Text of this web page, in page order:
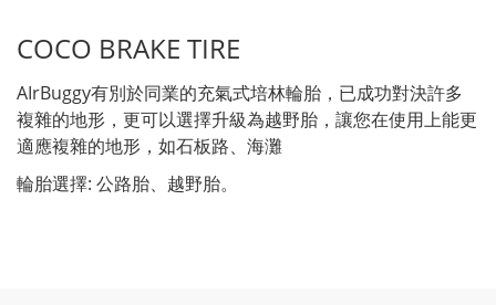
COCO BRAKE TIRE
AIrBuggy有別於同業的充氣式培林輪胎，已成功對決許多
複雜的地形，更可以選擇升級為越野胎，讓您在使用上能更
適應複雜的地形，如石板路、海灘
輪胎選擇: 公路胎、越野胎。